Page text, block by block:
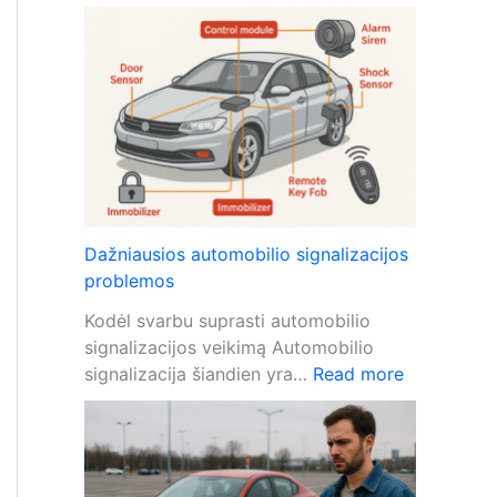
p
r
i
e
ž
ū
a
a
i
p
a
p
s
a
u
g
i
a
u
t
m
o
Dažniausios automobilio signalizacijos
problemos
Kodėl svarbu suprasti automobilio
signalizacijos veikimą Automobilio
signalizacija šiandien yra… Read more:
D
ž
n